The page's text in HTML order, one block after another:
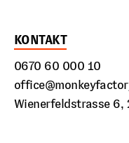
KONTAKT
0670 60 000 10
Wienerfeldstrasse 6,